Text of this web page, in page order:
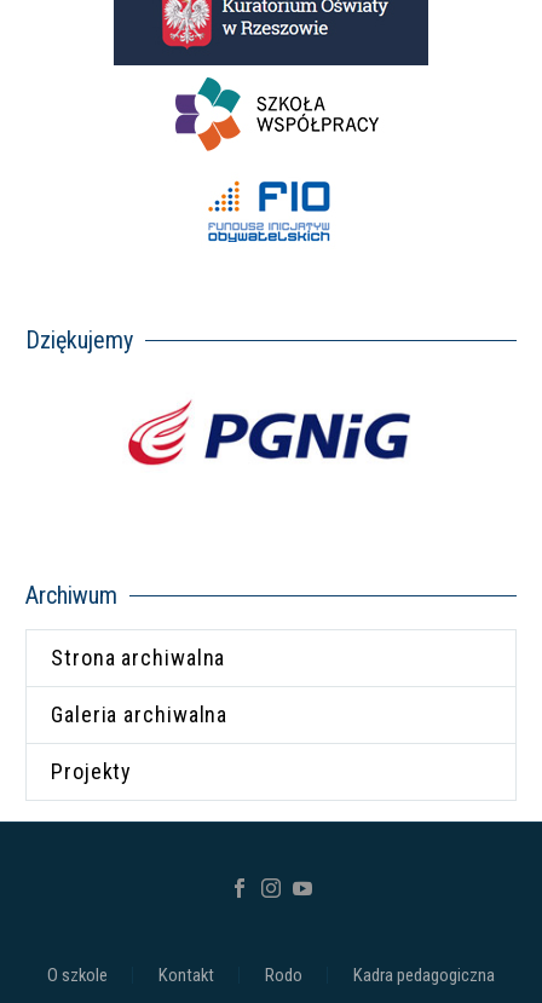
Dziękujemy
Archiwum
Strona archiwalna
Galeria archiwalna
Projekty
O szkole Kontakt Rodo Kadra pedagogiczna